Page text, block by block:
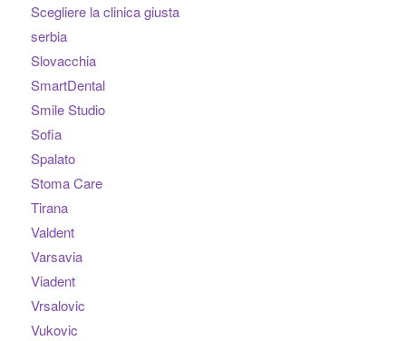
Scegliere la clinica giusta
serbia
Slovacchia
SmartDental
Smile Studio
Sofia
Spalato
Stoma Care
Tirana
Valdent
Varsavia
Viadent
Vrsalovic
Vukovic